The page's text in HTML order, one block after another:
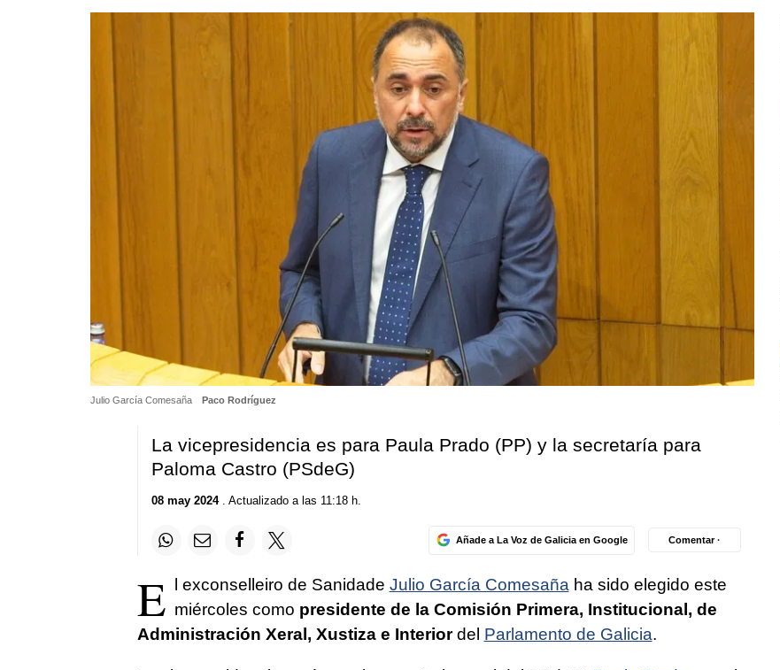
Julio García Comesaña Paco Rodríguez
La vicepresidencia es para Paula Prado (PP) y la secretaría para
Paloma Castro (PSdeG)
08 may 2024. Actualizado a las 11:18 h.
Añade a La Voz de Galicia en Google Comentar ·
E l exconselleiro de Sanidade Julio García Comesaña ha sido elegido este
miércoles como presidente de la Comisión Primera, Institucional, de
Administración Xeral, Xustiza e Interiordel Parlamento de Galicia.